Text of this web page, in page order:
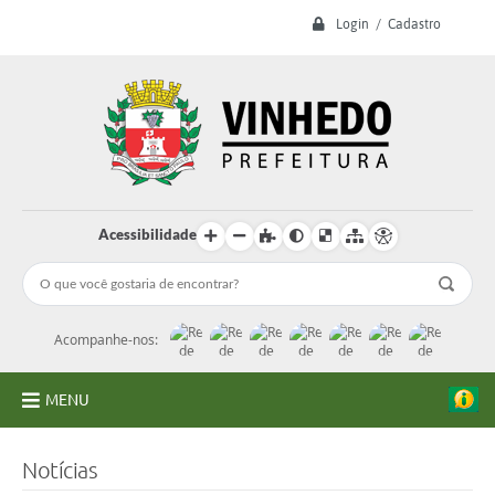
Login / Cadastro
Acessibilidade
Acompanhe-nos:
MENU
Notícias